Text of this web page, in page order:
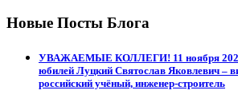
Новые Посты Блога
УВАЖАЕМЫЕ КОЛЛЕГИ! 11 ноября 2025
юбилей Луцкий Святослав Яковлевич –
российский учёный, инженер-строитель